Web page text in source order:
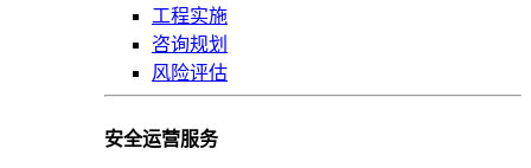
工程实施
咨询规划
风险评估
安全运营服务